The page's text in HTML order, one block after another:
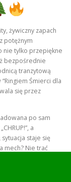
żywiczny zapach
potężnym
nie tylko przepiękne
bezpośrednie
tranzytową
Śmierci dla
się przez
po sam
a
staje się
mech? Nie trać
nie wzywaj
albo utknął na